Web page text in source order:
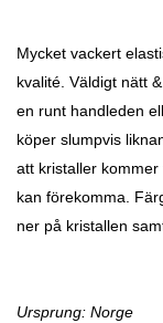
Mycket vackert
kvalité. Väldigt nätt
en runt handleden
köper slumpvis
att kristaller
kan förekomma.
ner på kristallen
Ursprung: Norge